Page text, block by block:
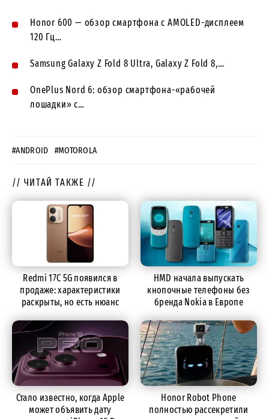
Honor 600 — обзор смартфона с AMOLED-дисплеем
120 Гц…
Samsung Galaxy Z Fold 8 Ultra, Galaxy Z Fold 8,…
OnePlus Nord 6: обзор смартфона-«рабочей
лошадки» с…
#ANDROID #MOTOROLA
// ЧИТАЙ ТАКЖЕ //
Redmi 17C 5G появился в
продаже: характеристики
раскрыты, но есть нюанс
HMD начала выпускать
кнопочные телефоны без
бренда Nokia в Европе
Стало известно, когда Apple
может объявить дату
Honor Robot Phone
полностью рассекретили